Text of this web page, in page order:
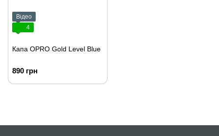
Відео
4
Капа OPRO Gold Level Blue
890 грн